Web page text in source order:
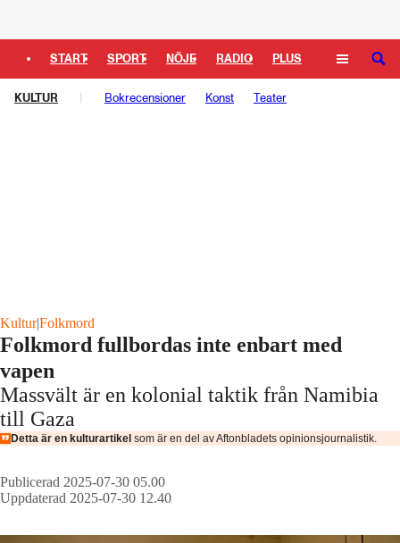
START SPORT NÖJE RADIO PLUS
TIPSA TV KULTUR LEDARE
SÖK
KULTUR Bokrecensioner Konst Teater
Kultur|Folkmord
Folkmord fullbordas inte enbart med
vapen
Massvält är en kolonial taktik från Namibia
till Gaza
Detta är en kulturartikel som är en del av Aftonbladets opinionsjournalistik.
Publicerad 2025-07-30 05.00
Uppdaterad 2025-07-30 12.40